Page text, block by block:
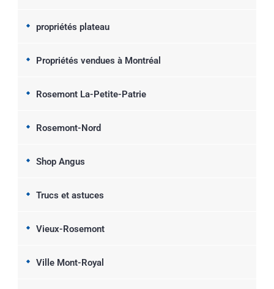
propriétés plateau
Propriétés vendues à Montréal
Rosemont La-Petite-Patrie
Rosemont-Nord
Shop Angus
Trucs et astuces
Vieux-Rosemont
Ville Mont-Royal